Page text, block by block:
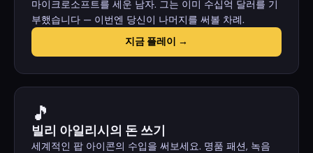
마이크로소프트를 세운 남자. 그는 이미 수십억 달러를 기
부했습니다 — 이번엔 당신이 나머지를 써볼 차례.
지금 플레이 →
🎵
빌리 아일리시의 돈 쓰기
세계적인 팝 아이콘의 수입을 써보세요. 명품 패션, 녹음